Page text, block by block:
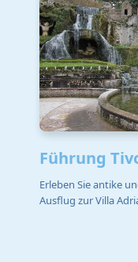
Führung
Erleben Sie antike
Ausflug zur Villa